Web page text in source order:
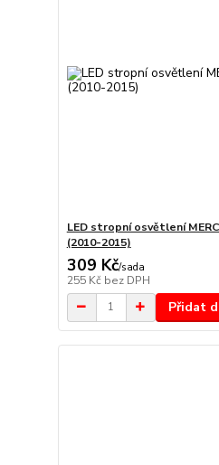
LED stropní osvětlení
(2010-2015)
309 Kč/sada
255 Kč bez DPH
Přidat